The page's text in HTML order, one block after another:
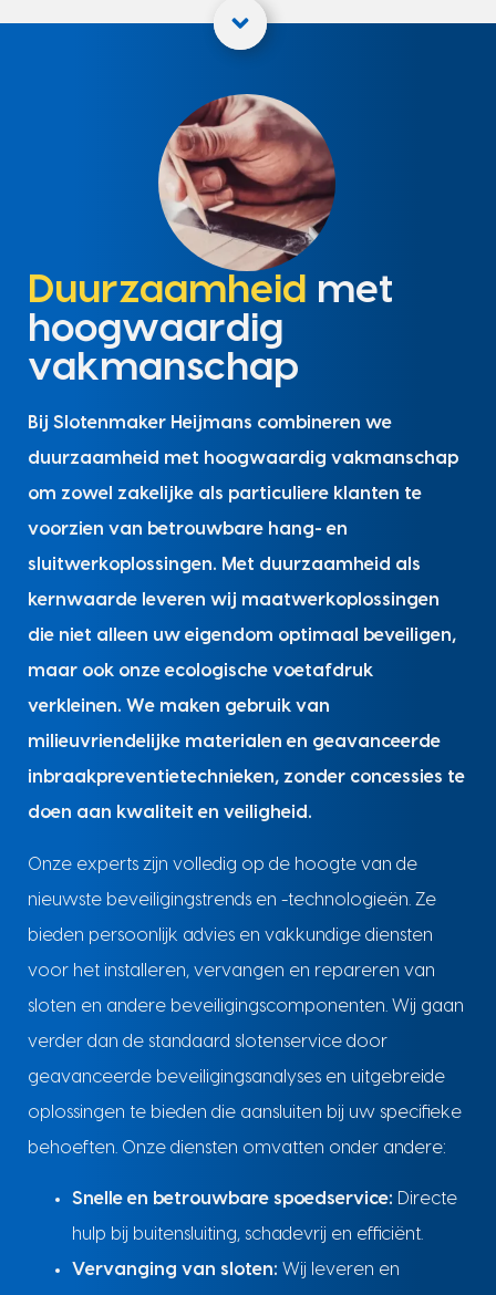
Duurzaamheid met
hoogwaardig
vakmanschap
Bij Slotenmaker Heijmans combineren we
duurzaamheid met hoogwaardig vakmanschap
om zowel zakelijke als particuliere klanten te
voorzien van betrouwbare hang- en
sluitwerkoplossingen. Met duurzaamheid als
kernwaarde leveren wij maatwerkoplossingen
die niet alleen uw eigendom optimaal beveiligen,
maar ook onze ecologische voetafdruk
verkleinen. We maken gebruik van
milieuvriendelijke materialen en geavanceerde
inbraakpreventietechnieken, zonder concessies te
doen aan kwaliteit en veiligheid.
Onze experts zijn volledig op de hoogte van de
nieuwste beveiligingstrends en -technologieën. Ze
bieden persoonlijk advies en vakkundige diensten
voor het installeren, vervangen en repareren van
sloten en andere beveiligingscomponenten. Wij gaan
verder dan de standaard slotenservice door
geavanceerde beveiligingsanalyses en uitgebreide
oplossingen te bieden die aansluiten bij uw specifieke
behoeften. Onze diensten omvatten onder andere:
Snelle en betrouwbare spoedservice: Directe
hulp bij buitensluiting, schadevrij en efficiënt.
Vervanging van sloten: Wij leveren en